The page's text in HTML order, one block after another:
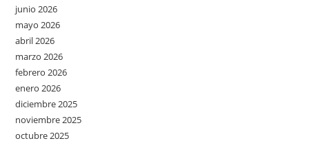
junio 2026
mayo 2026
abril 2026
marzo 2026
febrero 2026
enero 2026
diciembre 2025
noviembre 2025
octubre 2025